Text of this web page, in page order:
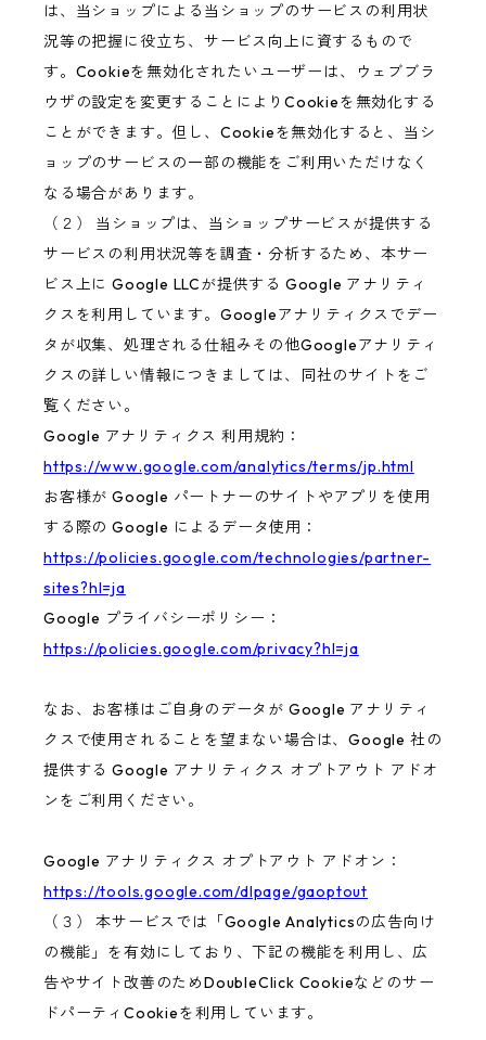
は、当ショップによる当ショップのサービスの利用状
況等の把握に役立ち、サービス向上に資するもので
す。Cookieを無効化されたいユーザーは、ウェブブラ
ウザの設定を変更することによりCookieを無効化する
ことができます。但し、Cookieを無効化すると、当シ
ョップのサービスの一部の機能をご利用いただけなく
なる場合があります。
（２） 当ショップは、当ショップサービスが提供する
サービスの利用状況等を調査・分析するため、本サー
ビス上に Google LLCが提供する Google アナリティ
クスを利用しています。Googleアナリティクスでデー
タが収集、処理される仕組みその他Googleアナリティ
クスの詳しい情報につきましては、同社のサイトをご
覧ください。
Google アナリティクス 利用規約：
https://www.google.com/analytics/terms/jp.html
お客様が Google パートナーのサイトやアプリを使用
する際の Google によるデータ使用：
https://policies.google.com/technologies/partner-
sites?hl=ja
Google プライバシーポリシー：
https://policies.google.com/privacy?hl=ja
なお、お客様はご自身のデータが Google アナリティ
クスで使用されることを望まない場合は、Google 社の
提供する Google アナリティクス オプトアウト アドオ
ンをご利用ください。
Google アナリティクス オプトアウト アドオン：
https://tools.google.com/dlpage/gaoptout
（３） 本サービスでは「Google Analyticsの広告向け
の機能」を有効にしており、下記の機能を利用し、広
告やサイト改善のためDoubleClick Cookieなどのサー
ドパーティCookieを利用しています。